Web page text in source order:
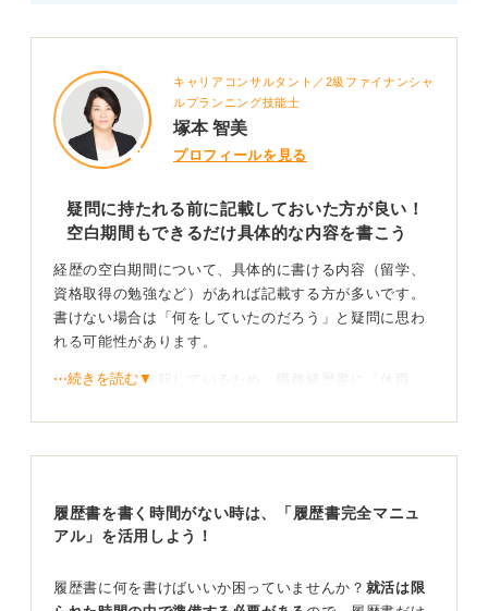
キャリアコンサルタント／2級ファイナンシャ
ルプランニング技能士
塚本 智美
プロフィールを見る
疑問に持たれる前に記載しておいた方が良い！
空白期間もできるだけ具体的な内容を書こう
経歴の空白期間について、具体的に書ける内容（留学、
資格取得の勉強など）があれば記載する方が多いです。
書けない場合は「何をしていたのだろう」と疑問に思わ
れる可能性があります。
休職の場合は在籍しているため、職務経歴書に「休職」
長期の場合は説明を求められることもあります。
きちんとした理由が説明できれば問題ありません。必ず
指していたといった方もいます。
⋯続きを読む▼
履歴書を書く時間がない時は、「履歴書完全マニュ
アル」を活用しよう！
履歴書に何を書けばいいか困っていませんか？ 就活は限